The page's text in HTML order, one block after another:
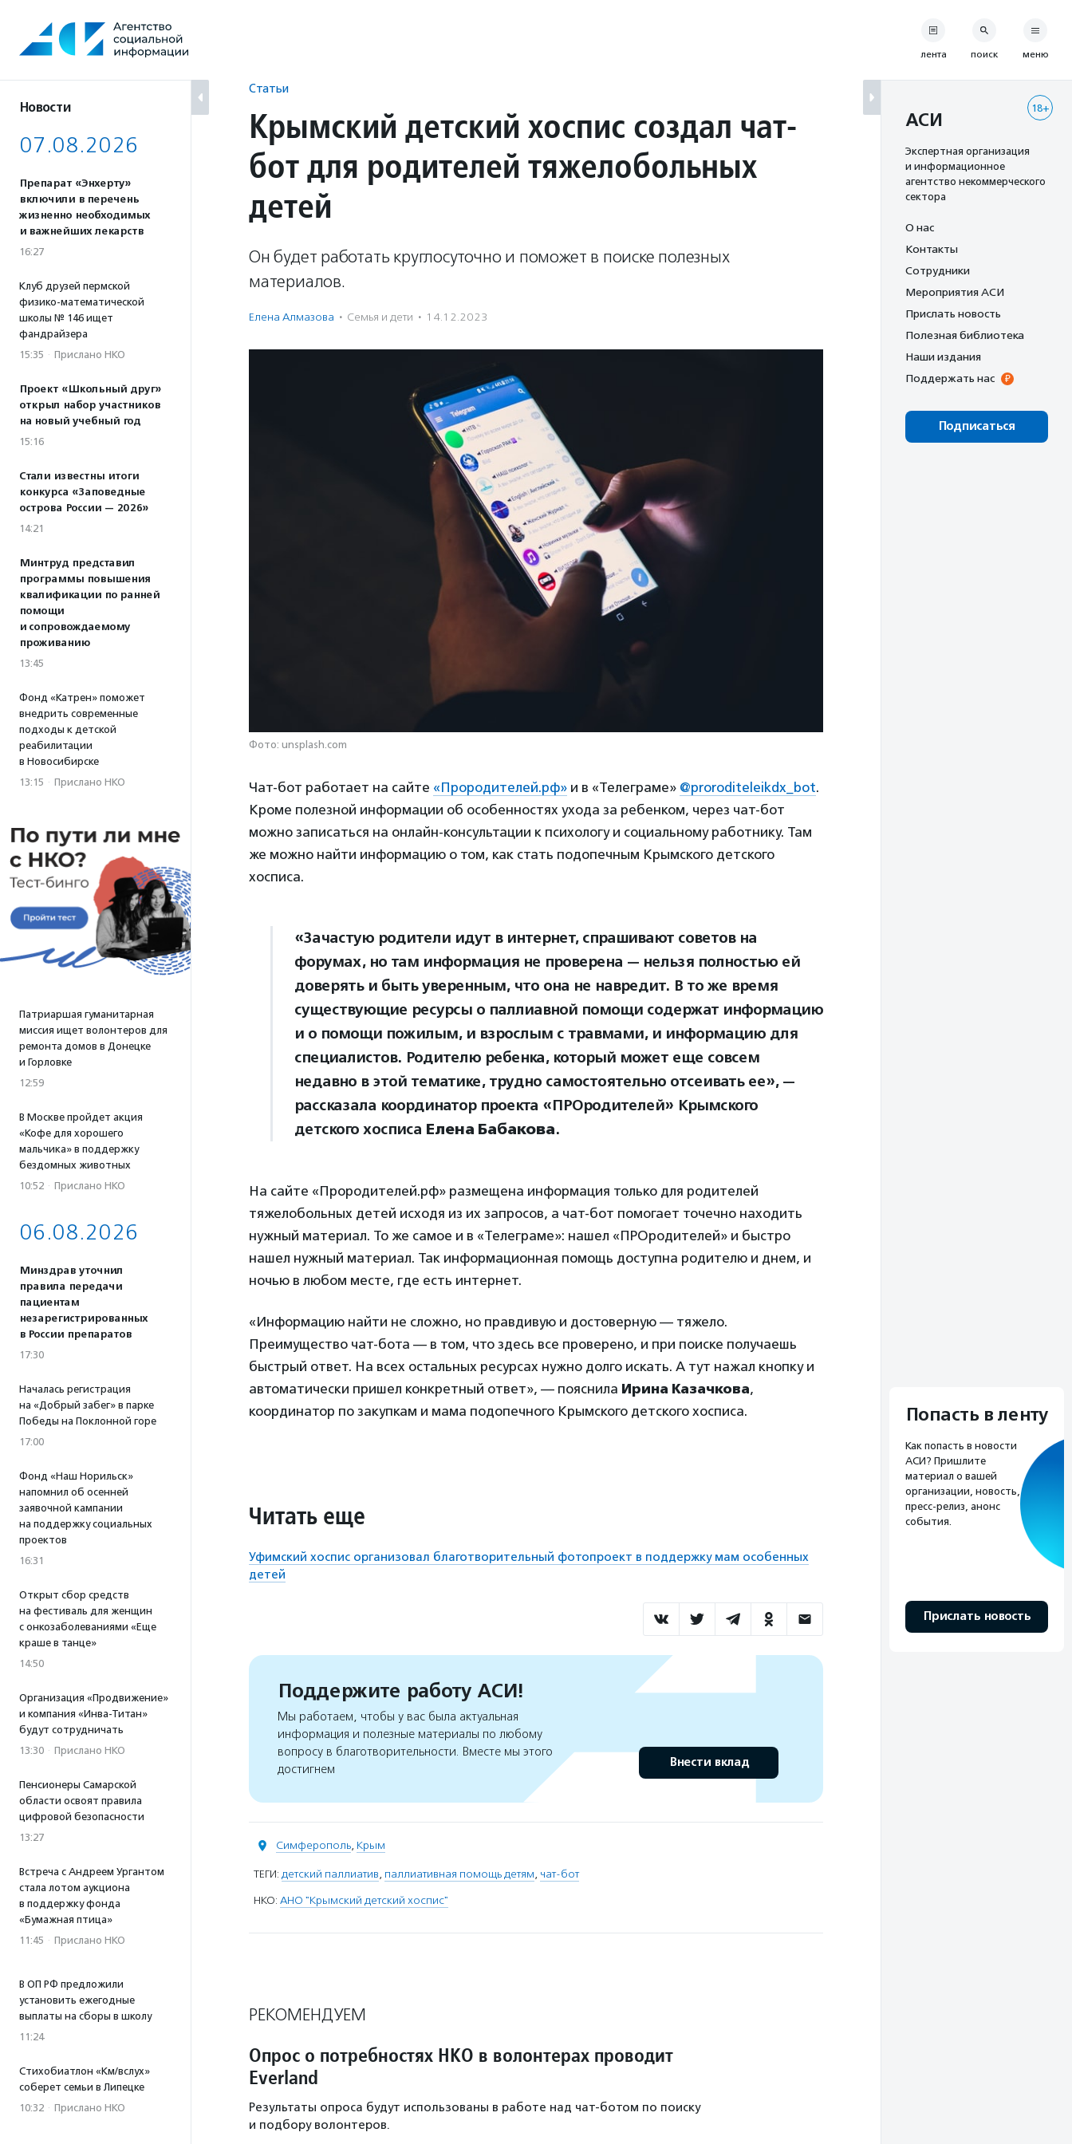
содержанию
Новости
07.08.2026
Препарат «Энхерту»
включили в перечень
жизненно необходимых
и важнейших лекарств
16:27
Клуб друзей пермской
физико-математической
школы № 146 ищет
фандрайзера
15:35 · Прислано НКО
Проект «Школьный друг»
открыл набор участников
на новый учебный год
15:16
Стали известны итоги
конкурса «Заповедные
острова России — 2026»
14:21
Минтруд представил
программы повышения
квалификации по ранней
помощи
и сопровождаемому
проживанию
13:45
Фонд «Катрен» поможет
внедрить современные
подходы к детской
реабилитации
в Новосибирске
13:15 · Прислано НКО
Патриаршая гуманитарная
миссия ищет волонтеров для
ремонта домов в Донецке
и Горловке
12:59
В Москве пройдет акция
«Кофе для хорошего
мальчика» в поддержку
бездомных животных
10:52 · Прислано НКО
06.08.2026
Минздрав уточнил
правила передачи
пациентам
незарегистрированных
в России препаратов
17:30
Началась регистрация
на «Добрый забег» в парке
Победы на Поклонной горе
17:00
Фонд «Наш Норильск»
напомнил об осенней
заявочной кампании
на поддержку социальных
проектов
16:31
Открыт сбор средств
на фестиваль для женщин
с онкозаболеваниями «Еще
краше в танце»
14:50
Организация «Продвижение»
и компания «Инва-Титан»
будут сотрудничать
13:30 · Прислано НКО
Пенсионеры Самарской
области освоят правила
цифровой безопасности
13:27
Встреча с Андреем Ургантом
стала лотом аукциона
в поддержку фонда
«Бумажная птица»
11:45 · Прислано НКО
В ОП РФ предложили
установить ежегодные
выплаты на сборы в школу
11:24
Стихобиатлон «Км/вслух»
соберет семьи в Липецке
10:32 · Прислано НКО
Статьи
Крымский детский хоспис создал чат-
бот для родителей тяжелобольных
детей
Он будет работать круглосуточно и поможет в поиске полезных
материалов.
Елена Алмазова · Семья и дети · 14.12.2023
Фото: unsplash.com
Чат-бот работает на сайте «Прородителей.рф» и в «Телеграме» @proroditeleikdx_bot.
Кроме полезной информации об особенностях ухода за ребенком, через чат-бот
можно записаться на онлайн-консультации к психологу и социальному работнику. Там
же можно найти информацию о том, как стать подопечным Крымского детского
хосписа.
«Зачастую родители идут в интернет, спрашивают советов на
форумах, но там информация не проверена — нельзя полностью ей
доверять и быть уверенным, что она не навредит. В то же время
существующие ресурсы о паллиавной помощи содержат информацию
и о помощи пожилым, и взрослым с травмами, и информацию для
специалистов. Родителю ребенка, который может еще совсем
недавно в этой тематике, трудно самостоятельно отсеивать ее», —
рассказала координатор проекта «ПРОродителей» Крымского
детского хосписа Елена Бабакова.
На сайте «Прородителей.рф» размещена информация только для родителей
тяжелобольных детей исходя из их запросов, а чат-бот помогает точечно находить
нужный материал. То же самое и в «Телеграме»: нашел «ПРОродителей» и быстро
нашел нужный материал. Так информационная помощь доступна родителю и днем, и
ночью в любом месте, где есть интернет.
«Информацию найти не сложно, но правдивую и достоверную — тяжело.
Преимущество чат-бота — в том, что здесь все проверено, и при поиске получаешь
быстрый ответ. На всех остальных ресурсах нужно долго искать. А тут нажал кнопку и
автоматически пришел конкретный ответ», — пояснила Ирина Казачкова,
координатор по закупкам и мама подопечного Крымского детского хосписа.
Читать еще
Уфимский хоспис организовал благотворительный фотопроект в поддержку мам особенных
детей
Поддержите работу АСИ!
Мы работаем, чтобы у вас была актуальная
информация и полезные материалы по любому
вопросу в благотворительности. Вместе мы этого
достигнем
Внести вклад
Симферополь, Крым
ТЕГИ: детский паллиатив, паллиативная помощь детям, чат-бот
НКО: АНО "Крымский детский хоспис"
РЕКОМЕНДУЕМ
Опрос о потребностях НКО в волонтерах проводит
Everland
Результаты опроса будут использованы в работе над чат-ботом по поиску
и подбору волонтеров.
лента поиск меню
18+
АСИ
Экспертная организация
и информационное
агентство некоммерческого
сектора
О нас
Контакты
Сотрудники
Мероприятия АСИ
Прислать новость
Полезная библиотека
Наши издания
Поддержать нас
Подписаться
Попасть в ленту
Как попасть в новости
АСИ? Пришлите
материал о вашей
организации, новость,
пресс-релиз, анонс
события.
Прислать новость